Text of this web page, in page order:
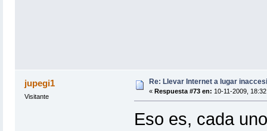
jupegi1
Visitante
Re: Llevar Internet a lugar
« Respuesta #73 en: 10-11-2009,
Eso es, cada